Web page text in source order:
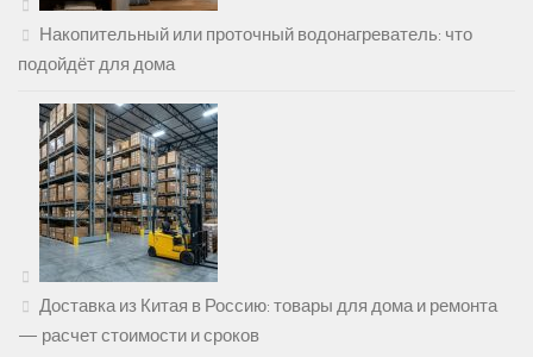
Накопительный или проточный водонагреватель: что
подойдёт для дома
Доставка из Китая в Россию: товары для дома и ремонта
— расчет стоимости и сроков